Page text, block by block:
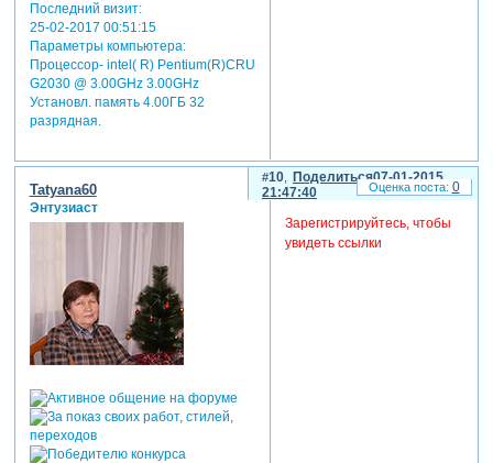
Последний визит:
25-02-2017 00:51:15
Параметры компьютера:
Процессор- intel( R) Pentium(R)CRU
G2030 @ 3.00GHz 3.00GHz
Установл. память 4.00ГБ 32
разрядная.
Поделиться
10
07-01-2015
21:47:40
Tatyana60
Энтузиаст
Зарегистрируйтесь, чтобы
увидеть ссылки
0